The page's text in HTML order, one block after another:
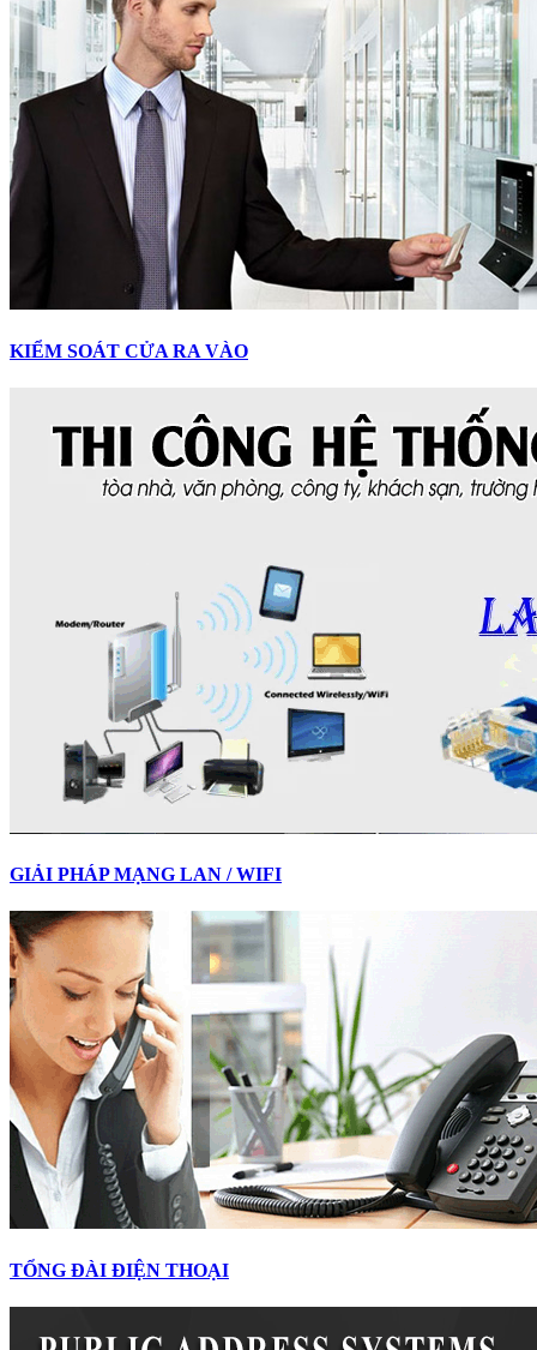
KIỂM SOÁT CỬA RA VÀO
GIẢI PHÁP MẠNG LAN / WIFI
TỔNG ĐÀI ĐIỆN THOẠI